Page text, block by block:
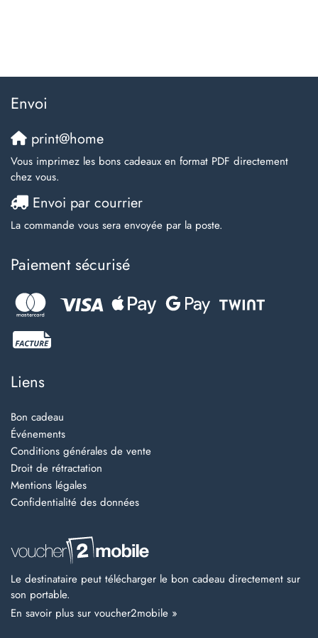
Envoi
print@home
Vous imprimez les bons cadeaux en format PDF directement
chez vous.
Envoi par courrier
La commande vous sera envoyée par la poste.
Paiement sécurisé
Liens
Bon cadeau
Événements
Conditions générales de vente
Droit de rétractation
Mentions légales
Confidentialité des données
Le destinataire peut télécharger le bon cadeau directement sur
son portable.
En savoir plus sur voucher2mobile »